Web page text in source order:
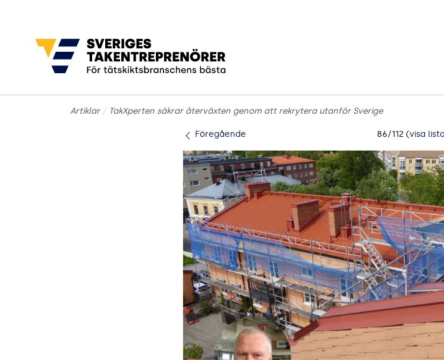
Artiklar TakXperten säkrar återväxten genom att rekrytera utanför Sverige
Föregående 86/112 (visa lista